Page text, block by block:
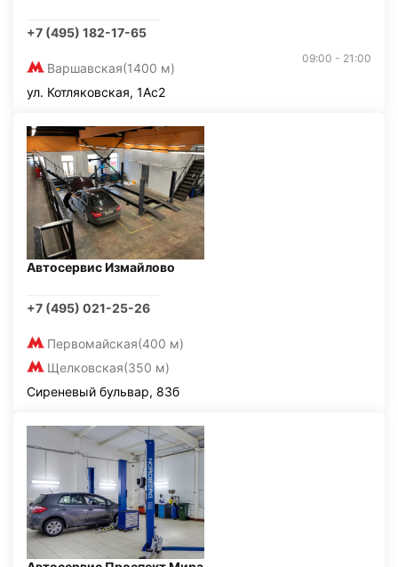
+7 (495) 182-17-65
Варшавская(1400 м)
09:00 - 21:00
ул. Котляковская, 1Ас2
Автосервис Измайлово
+7 (495) 021-25-26
Первомайская(400 м)
Щелковская(350 м)
Сиреневый бульвар, 83б